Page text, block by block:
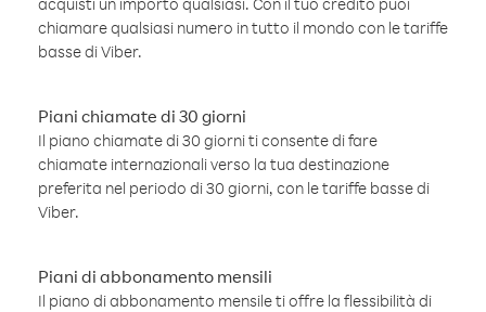
chiamare qualsiasi numero in tutto il mondo con le tariffe
basse di Viber.
Piani chiamate di 30 giorni
Il piano chiamate di 30 giorni ti consente di fare
chiamate internazionali verso la tua destinazione
preferita nel periodo di 30 giorni, con le tariffe basse di
Viber.
Piani di abbonamento mensili
Il piano di abbonamento mensile ti offre la flessibilità di